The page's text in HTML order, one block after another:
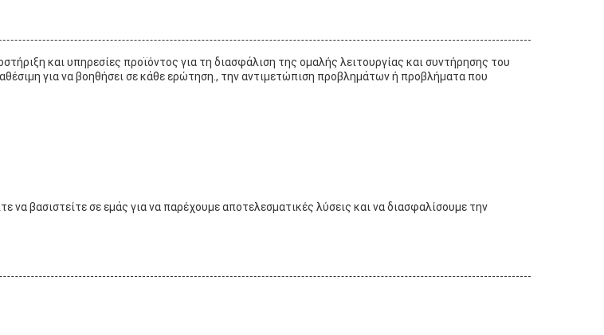
και υπηρεσίες προϊόντος για τη διασφάλιση της ομαλής λειτουργίας και συντήρησης του
για να βοηθήσει σε κάθε ερώτηση., την αντιμετώπιση προβλημάτων ή προβλήματα που
να βασιστείτε σε εμάς για να παρέχουμε αποτελεσματικές λύσεις και να διασφαλίσουμε την